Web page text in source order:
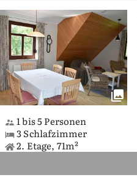
1 bis 5 Personen
3 Schlafzimmer
2. Etage, 71m²